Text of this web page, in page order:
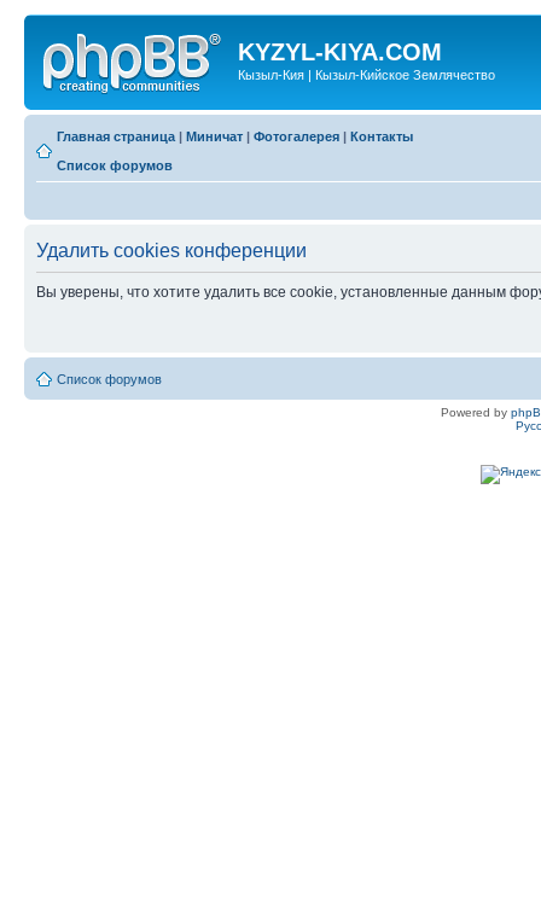
KYZYL-KIYA.COM
Кызыл-Кия | Кызыл-Кийское Землячество
Главная страница | Миничат | Фотогалерея | Контакты
Список форумов
Удалить cookies конференции
Вы уверены, что хотите удалить все cookie, установленные данным
Список форумов
Powered by